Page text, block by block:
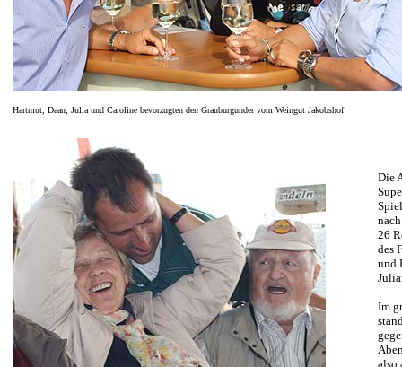
Hartmut, Daan, Julia und Caroline bevorzugten den Grauburgunder vom Weingut Jakobshof
Die
26
des
und
Im
also